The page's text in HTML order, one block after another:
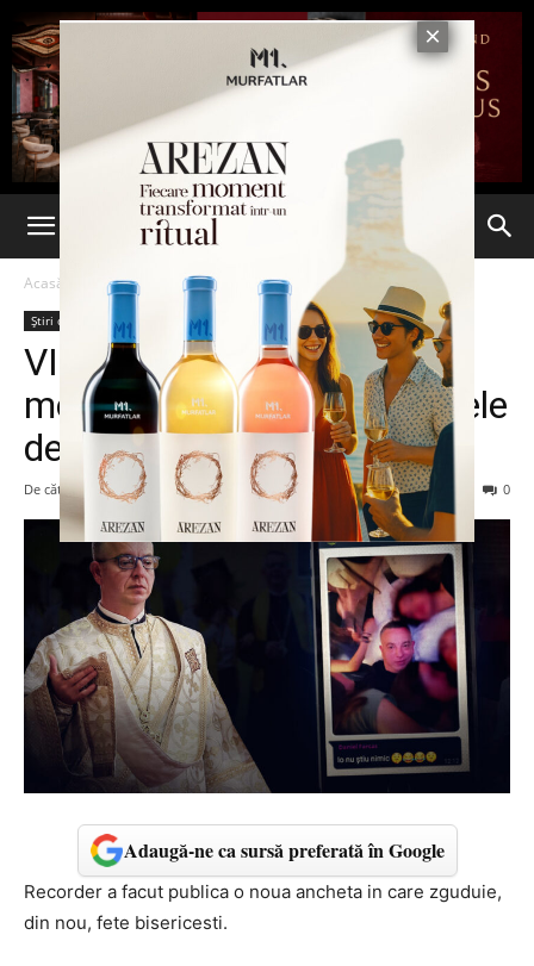
Acasă Știri din România
Știri din România Ultima oră
VIDEO! „Toate sunteți ale
mele!”. Arhidiaconul și elevele
de la Seminar
De către Eva MIRON 16 martie 2023 0
Adaugă-ne ca sursă preferată în Google
Recorder a facut publica o noua ancheta in care zguduie,
din nou, fete bisericesti.